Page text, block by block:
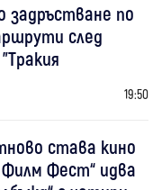
задръстване по
след
19:50
става кино
Филм Фест“ идва